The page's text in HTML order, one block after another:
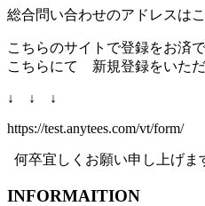
総合問い合わせのアドレスは
こちらのサイトで登録をお済
こちらにて 新規登録をいただ
↓ ↓ ↓
https://test.anytees.com/vt/form/
何卒宜しくお願い申し上げま
INFORMAITION